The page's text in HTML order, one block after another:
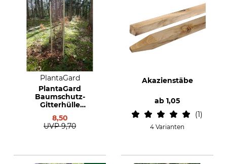
PlantaGard
PlantaGard
Baumschutz-
Gitterhülle
8,50
UVP 9,70
Akazienstäbe
ab 1,05
1
4 Varianten